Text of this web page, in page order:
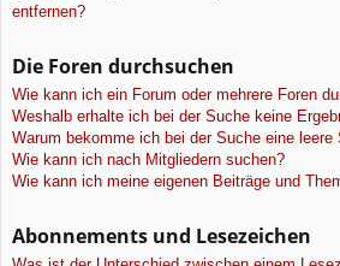
entfernen?
Die Foren durchsuchen
Wie kann ich ein Forum oder mehrere Foren
Weshalb erhalte ich bei der Suche keine
Warum bekomme ich bei der Suche eine leere
Wie kann ich nach Mitgliedern suchen?
Wie kann ich meine eigenen Beiträge und
Abonnements und Lesezeichen